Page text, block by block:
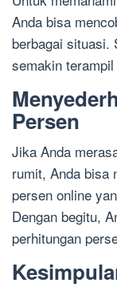
Anda bisa
berbagai situasi.
semakin
Persen
Jika Anda
rumit, Anda bisa
persen online
Dengan begitu,
perhitungan